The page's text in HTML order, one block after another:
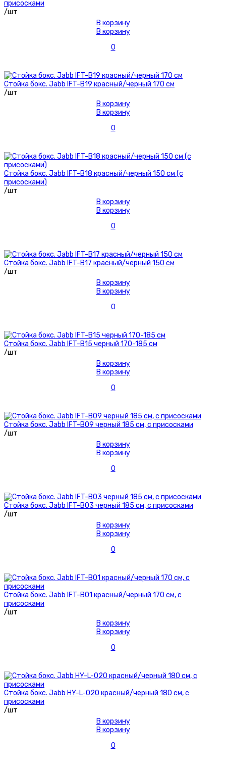
присосками
/шт
В корзину
В корзину
0
Стойка бокс. Jabb IFT-B19 красный/черный 170 см
/шт
В корзину
В корзину
0
Стойка бокс. Jabb IFT-B18 красный/черный 150 см (с
присосками)
/шт
В корзину
В корзину
0
Стойка бокс. Jabb IFT-B17 красный/черный 150 см
/шт
В корзину
В корзину
0
Стойка бокс. Jabb IFT-B15 черный 170-185 см
/шт
В корзину
В корзину
0
Стойка бокс. Jabb IFT-B09 черный 185 см, с присосками
/шт
В корзину
В корзину
0
Стойка бокс. Jabb IFT-B03 черный 185 см, с присосками
/шт
В корзину
В корзину
0
Стойка бокс. Jabb IFT-B01 красный/черный 170 см, с
присосками
/шт
В корзину
В корзину
0
Стойка бокс. Jabb HY-L-020 красный/черный 180 см, с
присосками
/шт
В корзину
В корзину
0